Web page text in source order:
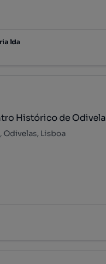
lda
Histórico de
Odivelas, Lisboa